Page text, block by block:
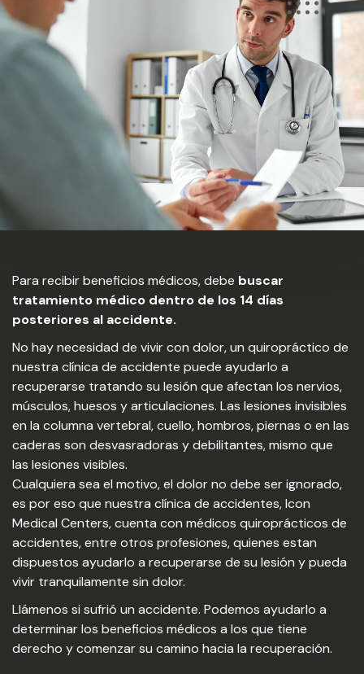
Para recibir beneficios médicos, debe buscar
tratamiento médico dentro de los 14 días
posteriores al accidente.
No hay necesidad de vivir con dolor, un quiropráctico de
nuestra clínica de accidente puede ayudarlo a
recuperarse tratando su lesión que afectan los nervios,
músculos, huesos y articulaciones. Las lesiones invisibles
en la columna vertebral, cuello, hombros, piernas o en las
caderas son desvasradoras y debilitantes, mismo que
las lesiones visibles.
Cualquiera sea el motivo, el dolor no debe ser ignorado,
es por eso que nuestra clínica de accidentes, Icon
Medical Centers, cuenta con médicos quiroprácticos de
accidentes, entre otros profesiones, quienes estan
dispuestos ayudarlo a recuperarse de su lesión y pueda
vivir tranquilamente sin dolor.
Llámenos si sufrió un accidente. Podemos ayudarlo a
determinar los beneficios médicos a los que tiene
derecho y comenzar su camino hacia la recuperación.